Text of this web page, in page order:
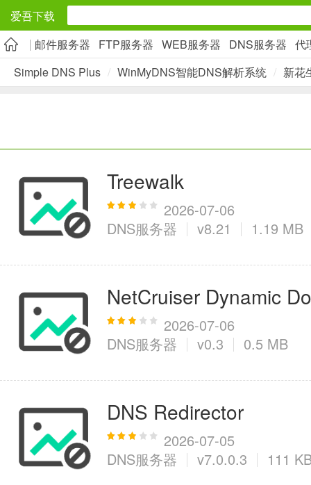
爱吾下载
安卓应用
旅游出行
实用工具
2万+款应用
资讯阅读
1万+款应用
医疗健康
6千+款应用
图像拍照
9百+款应用
邮件服务器 FTP服务器 WEB服务器 DNS服务器 代
Simple DNS Plus / WinMyDNS智能DNS解析系统 / 新花
Treewalk
2026-07-06
DNS服务器
v8.21 1.19 MB
NetCruiser Dynamic
2026-07-06
DNS服务器
v0.3 0.5 MB
DNS Redirector
2026-07-05
DNS服务器
v7.0.0.3 111